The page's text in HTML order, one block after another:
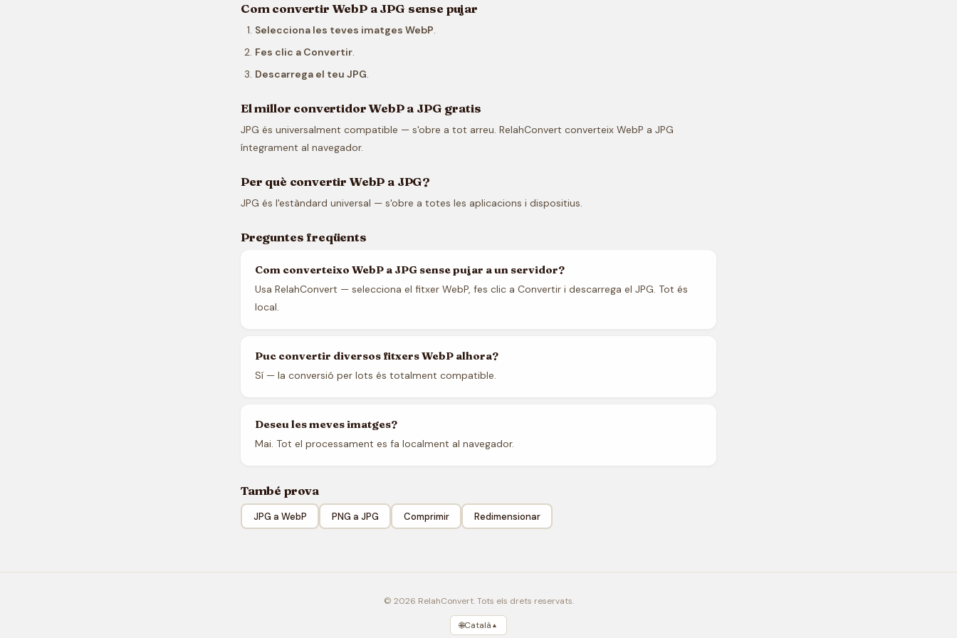
Com convertir WebP a JPG sense pujar
Selecciona les teves imatges WebP.
Fes clic a Convertir.
Descarrega el teu JPG.
El millor convertidor WebP a JPG gratis
JPG és universalment compatible — s'obre a tot arreu. RelahConvert converteix WebP a JPG
íntegrament al navegador.
Per què convertir WebP a JPG?
JPG és l'estàndard universal — s'obre a totes les aplicacions i dispositius.
Preguntes freqüents
Com converteixo WebP a JPG sense pujar a un servidor?
Usa RelahConvert — selecciona el fitxer WebP, fes clic a Convertir i descarrega el JPG. Tot és
local.
Puc convertir diversos fitxers WebP alhora?
Sí — la conversió per lots és totalment compatible.
Deseu les meves imatges?
Mai. Tot el processament es fa localment al navegador.
També prova
JPG a WebP PNG a JPG Comprimir Redimensionar
© 2026 RelahConvert. Tots els drets reservats.
🌐Català ▲